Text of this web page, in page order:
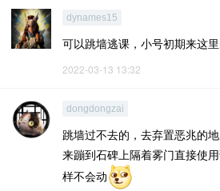
dynames15
可以跳墙逃课，小号初期来这
2022-03-13 13:32
dongdongzai
跳墙过不去的，去弃置恶兆的
来蹦到石碑上隔着雾门直接使
样不会动